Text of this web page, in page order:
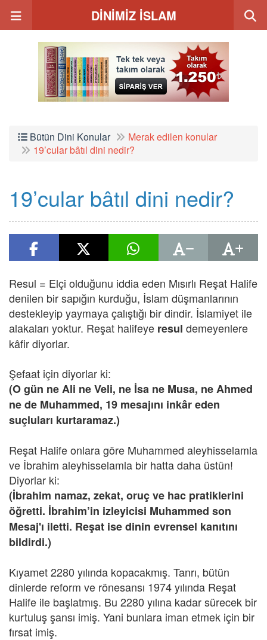
DİNİMİZ İSLAM
Bütün Dini Konular
Merak edilen konular
19’cular bâtıl dini nedir?
19’cular bâtıl dini nedir?
Resul = Elçi olduğunu iddia eden Mısırlı Reşat Halife
denilen bir sapığın kurduğu, İslam düşmanlarının
destekleyip yaymaya çalıştığı bir dindir. İslamiyet ile
alakaları yoktur. Reşat halifeye resul demeyenlere
kâfir diyorlar.
Şefaat için diyorlar ki:
(O gün ne Ali ne Veli, ne İsa ne Musa, ne Ahmed
ne de Muhammed, 19 mesajını inkâr eden
suçluları kurtaramaz.)
Reşat Halife onlara göre Muhammed aleyhisselamla
ve İbrahim aleyhisselamla bir hatta daha üstün!
Diyorlar ki:
(İbrahim namaz, zekat, oruç ve hac pratiklerini
öğretti. İbrahim’in izleyicisi Muhammed son
Mesaj'ı iletti. Reşat ise dinin evrensel kanıtını
bildirdi.)
Kıyamet 2280 yılında kopacakmış. Tanrı, bütün
dinlerde reform ve rönesansı 1974 yılında Reşat
Halife ile başlatmış. Bu 2280 yılına kadar sürecek bir
kurtuluş şansı imiş. Yani bunlara iman etmek için bir
fırsat imiş.